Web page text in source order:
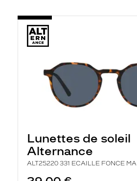
Lunettes de soleil
Alternance
ALT25220 331 ECAILLE FONCE MA